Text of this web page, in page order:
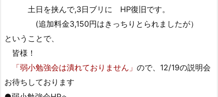
土日を挟んで,3日ブリに HP復旧です。
(追加料金3,150円はきっちりとられましたが）
ということで、
皆様！
「弱小勉強会は潰れておりません」 ので、12/19の説明会
お待ちしております